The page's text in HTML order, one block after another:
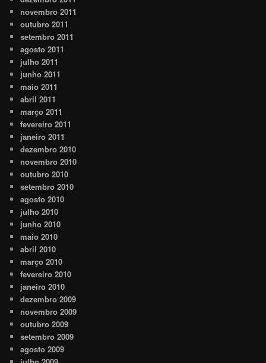
novembro 2011
outubro 2011
setembro 2011
agosto 2011
julho 2011
junho 2011
maio 2011
abril 2011
março 2011
fevereiro 2011
janeiro 2011
dezembro 2010
novembro 2010
outubro 2010
setembro 2010
agosto 2010
julho 2010
junho 2010
maio 2010
abril 2010
março 2010
fevereiro 2010
janeiro 2010
dezembro 2009
novembro 2009
outubro 2009
setembro 2009
agosto 2009